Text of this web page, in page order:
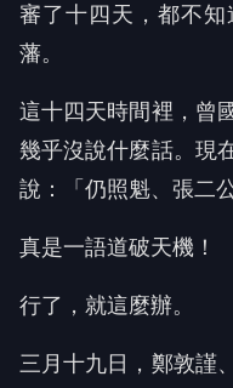
審了十四天，都不
藩。
這十四天時間裡，曾
幾乎沒說什麼話。現
說：「仍照魁、張二
真是一語道破天機！
行了，就這麼辦。
三月十九日，鄭敦謹